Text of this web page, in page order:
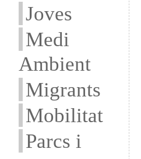
Joves
Medi
Ambient
Migrants
Mobilitat
Parcs i